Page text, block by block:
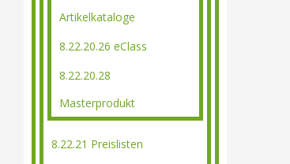
Artikelkataloge
8.22.20.26 eClass
8.22.20.28
Masterprodukt
8.22.21 Preislisten